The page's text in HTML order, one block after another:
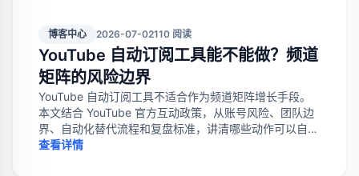
博客中心 2026-07-02110 阅读
YouTube 自动订阅工具能不能做？频道
矩阵的风险边界
YouTube 自动订阅工具不适合作为频道矩阵增长手段。
本文结合 YouTube 官方互动政策，从账号风险、团队边
界、自动化替代流程和复盘标准，讲清哪些动作可以自动
化，哪些动作应停止。
查看详情